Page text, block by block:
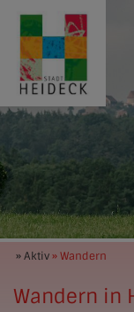
» Aktiv» Wandern
Wandern in